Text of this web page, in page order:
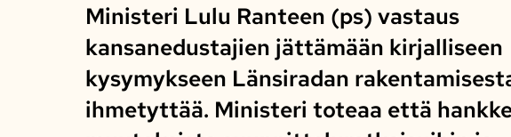
Ministeri Lulu Ranteen (ps) vastaus
kansanedustajien jättämään kirjalliseen
kysymykseen Länsiradan
ihmetyttää. Ministeri toteaa että